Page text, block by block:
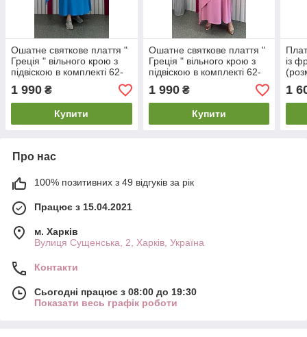
Ошатне святкове плаття "
Греція " вільного крою з
підвіскою в комплекті 62-
64 66-68 70-72 74-76
1 990 ₴
Купити
Ошатне святкове плаття "
Греція " вільного крою з
підвіскою в комплекті 62-
64 66-68 70-72 74-76
1 990₴
Купити
із
76)
1
Про нас
100% позитивних з 49 відгуків за рік
Працює з 15.04.2021
м. Харків
Вулиця Сущенська, 2, Харків, Україна
Контакти
Сьогодні працює з 08:00 до 19:30
Показати весь графік роботи